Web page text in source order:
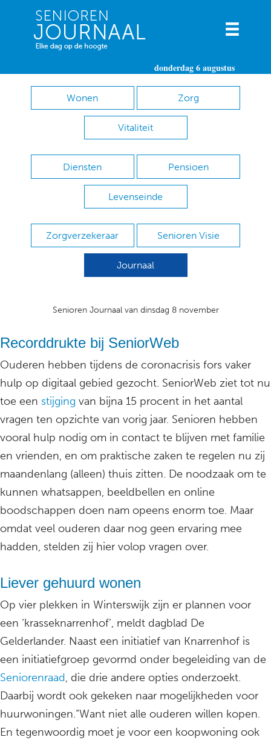
donderdag 6 augustus
Wonen Zorg
Vitaliteit
Diensten Pensioen
Levenseinde
Zorgverzekeraar Senioren Visie
Journaal
Senioren Journaal van dinsdag 8 november
Recorddrukte bij SeniorWeb
Ouderen hebben tijdens de coronacrisis fors vaker
hulp op digitaal gebied gezocht. SeniorWeb ziet tot nu
toe een stijging van bijna 15 procent in het aantal
vragen ten opzichte van vorig jaar. Senioren hebben
vooral hulp nodig om in contact te blijven met familie
en vrienden, en om praktische zaken te regelen nu zij
maandenlang (alleen) thuis zitten. De noodzaak om te
kunnen whatsappen, beeldbellen en online
boodschappen doen nam opeens enorm toe. Maar
omdat veel ouderen daar nog geen ervaring mee
hadden, stelden zij hier volop vragen over.
Liever gehuurd wonen
Op vier plekken in Winterswijk zijn er plannen voor
een ‘krasseknarrenhof’, meldt dagblad De
Gelderlander. Naast een initiatief van Knarrenhof is
een initiatiefgroep gevormd onder begeleiding van de
Seniorenraad, die drie andere opties onderzoekt.
Daarbij wordt ook gekeken naar mogelijkheden voor
huurwoningen.“Want niet alle ouderen willen kopen.
En tegenwoordig moet je voor een koopwoning ook